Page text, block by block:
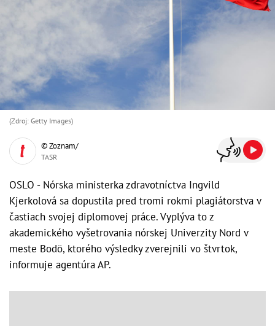
(Zdroj: Getty Images)
© Zoznam/
TASR
OSLO - Nórska ministerka zdravotníctva Ingvild
Kjerkolová sa dopustila pred tromi rokmi plagiátorstva v
častiach svojej diplomovej práce. Vyplýva to z
akademického vyšetrovania nórskej Univerzity Nord v
meste Bodö, ktorého výsledky zverejnili vo štvrtok,
informuje agentúra AP.